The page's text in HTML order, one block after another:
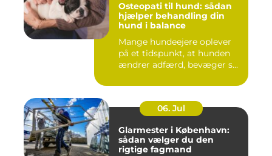
Osteopati til hund: sådan
hjælper behandling din
hund i balance
Mange hundeejere oplever
på et tidspunkt, at hunden
ændrer adfærd, bevæger s...
06. Jul
Glarmester i København:
sådan vælger du den
rigtige fagmand